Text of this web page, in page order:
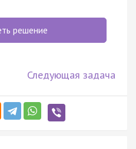
решение
Следующая задача